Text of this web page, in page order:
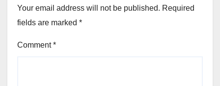
Your email address will not be published. Required
fields are marked *
Comment*